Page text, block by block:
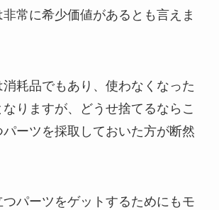
常に希少価値があるとも言えま
耗品でもあり、使わなくなった
りますが、どうせ捨てるならこ
ーツを採取しておいた方が断然
パーツをゲットするためにもモ